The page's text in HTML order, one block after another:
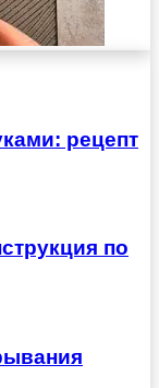
рецепт
по